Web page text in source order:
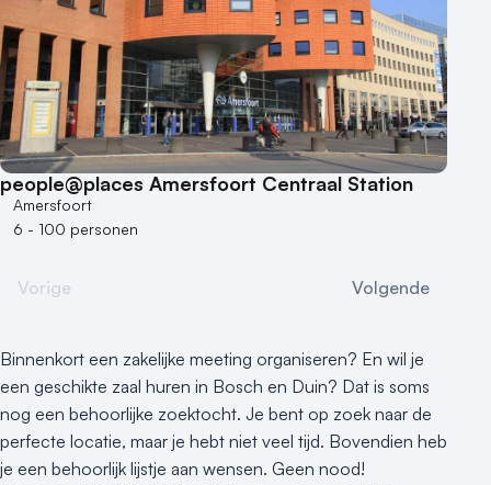
people@places Amersfoort Centraal Station
Amersfoort
6 - 100 personen
Vorige Volgende
Binnenkort een zakelijke meeting organiseren? En wil je
een geschikte zaal huren in Bosch en Duin? Dat is soms
nog een behoorlijke zoektocht. Je bent op zoek naar de
perfecte locatie, maar je hebt niet veel tijd. Bovendien heb
je een behoorlijk lijstje aan wensen. Geen nood!